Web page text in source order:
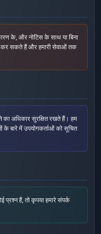
के, और नोटिस के साथ या बिना
कर सकते हैं और हमारी सेवाओं तक
का अधिकार सुरक्षित रखते हैं। हम
के बारे में उपयोगकर्ताओं को सूचित
प्रश्न हैं, तो कृपया हमारे संपर्क